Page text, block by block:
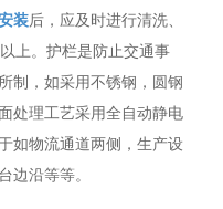
装后，应及时进行清洗、
上。护栏是防止交通事
制，如采用不锈钢，圆钢
处理工艺采用全自动静电
如物流通道两侧，生产设
边沿等等。